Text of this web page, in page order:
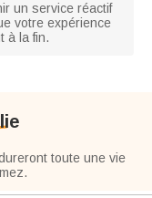
un service réactif
votre expérience
à la fin.
toute une vie